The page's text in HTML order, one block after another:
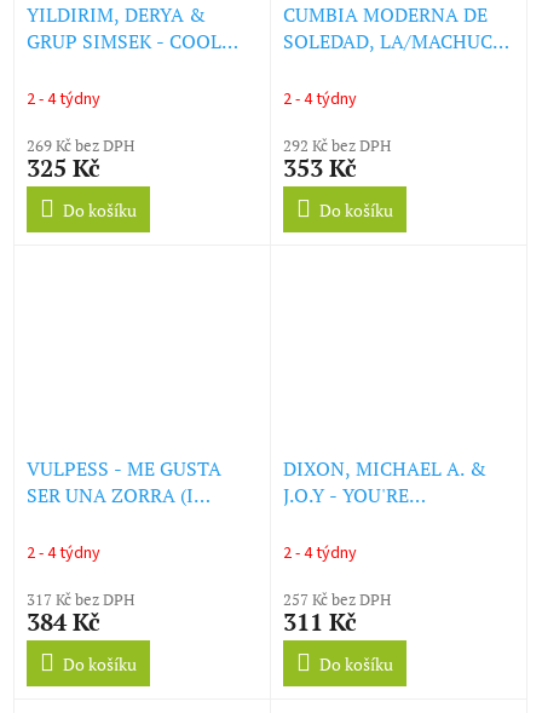
YILDIRIM, DERYA &
GRUP SIMSEK - COOL
2 - 4 týdny
269 Kč bez DPH
325 Kč
Do košíku
CUMBIA MODERNA DE
SOLEDAD, LA/MACHUCA
I'M SEXY?/STAYIN' ALIVE
(LP)
2 - 4 týdny
292 Kč bez DPH
353 Kč
Do košíku
VULPESS - ME GUSTA
SER UNA ZORRA (I
(LP)
2 - 4 týdny
317 Kč bez DPH
384 Kč
Do košíku
DIXON, MICHAEL A. &
J.O.Y - YOU'RE
YOU'RE ALL I NEED (LP)
2 - 4 týdny
257 Kč bez DPH
311 Kč
Do košíku